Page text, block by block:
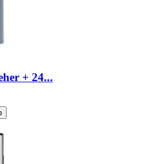
+ 24...